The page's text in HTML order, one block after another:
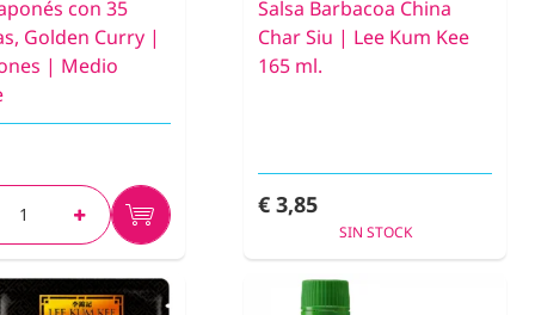
con 35
Golden Curry |
| Medio
Salsa Barbacoa China
Char Siu | Lee Kum Kee
165 ml.
€ 3,85
SIN STOCK